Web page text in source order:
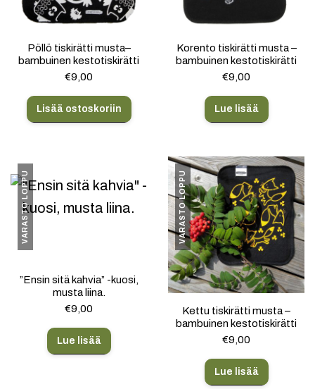
Pöllö tiskirätti musta–
bambuinen kestotiskirätti
€9,00
Lisää ostoskoriin
Korento tiskirätti musta –
bambuinen kestotiskirätti
€9,00
Lue lisää
VARASTO LOPPU
”Ensin sitä kahvia” -kuosi,
musta liina.
€9,00
Lue lisää
VARASTO LOPPU
Kettu tiskirätti musta –
bambuinen kestotiskirätti
€9,00
Lue lisää